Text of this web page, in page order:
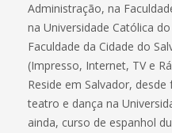
Administração, na
na Universidade Católica
Faculdade da Cidade do
(Impresso, Internet, TV e
Reside em Salvador,
teatro e dança na
ainda, curso de espanhol